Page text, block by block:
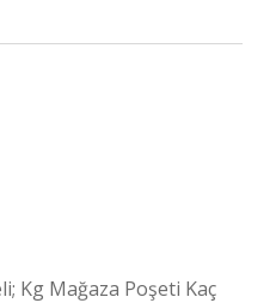
Kg Mağaza Poşeti Kaç